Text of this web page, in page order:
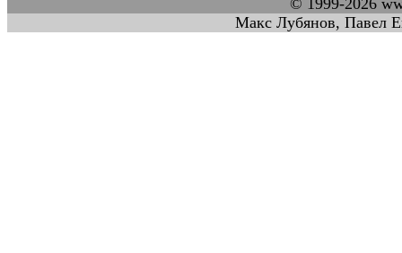
© 1999-2026
Макс Лубянов, Павел